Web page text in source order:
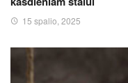
15 spalio, 2025